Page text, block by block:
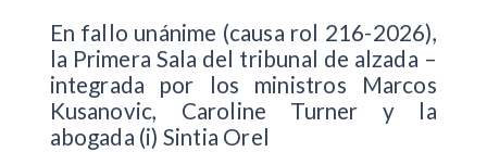
En fallo unánime (causa rol 216-2026),
la Primera Sala del tribunal de alzada –
integrada por los ministros Marcos
Kusanovic, Caroline Turner y la
abogada (i) Sintia Orel